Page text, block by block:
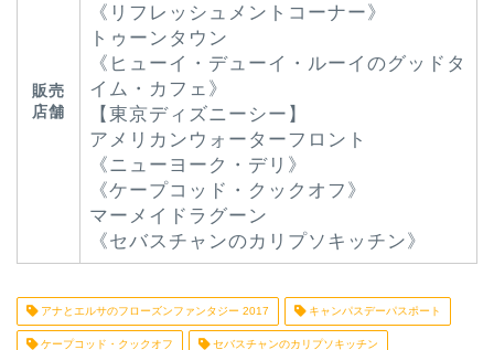
販売
店舗
《リフレッシュメントコーナー》
トゥーンタウン
《ヒューイ・デューイ・ルーイのグッドタ
イム・カフェ》
【東京ディズニーシー】
アメリカンウォーターフロント
《ニューヨーク・デリ》
《ケープコッド・クックオフ》
マーメイドラグーン
《セバスチャンのカリプソキッチン》
アナとエルサのフローズンファンタジー 2017 キャンパスデーパスポート
ケープコッド・クックオフ セバスチャンのカリプソキッチン